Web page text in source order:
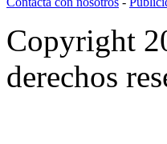
Copyright
derechos